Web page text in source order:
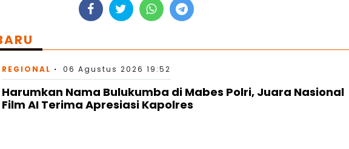
REGIONAL 06 Agustus 2026 19:52
Harumkan Nama Bulukumba di Mabes Polri, Juara Nasional
Film AI Terima Apresiasi Kapolres